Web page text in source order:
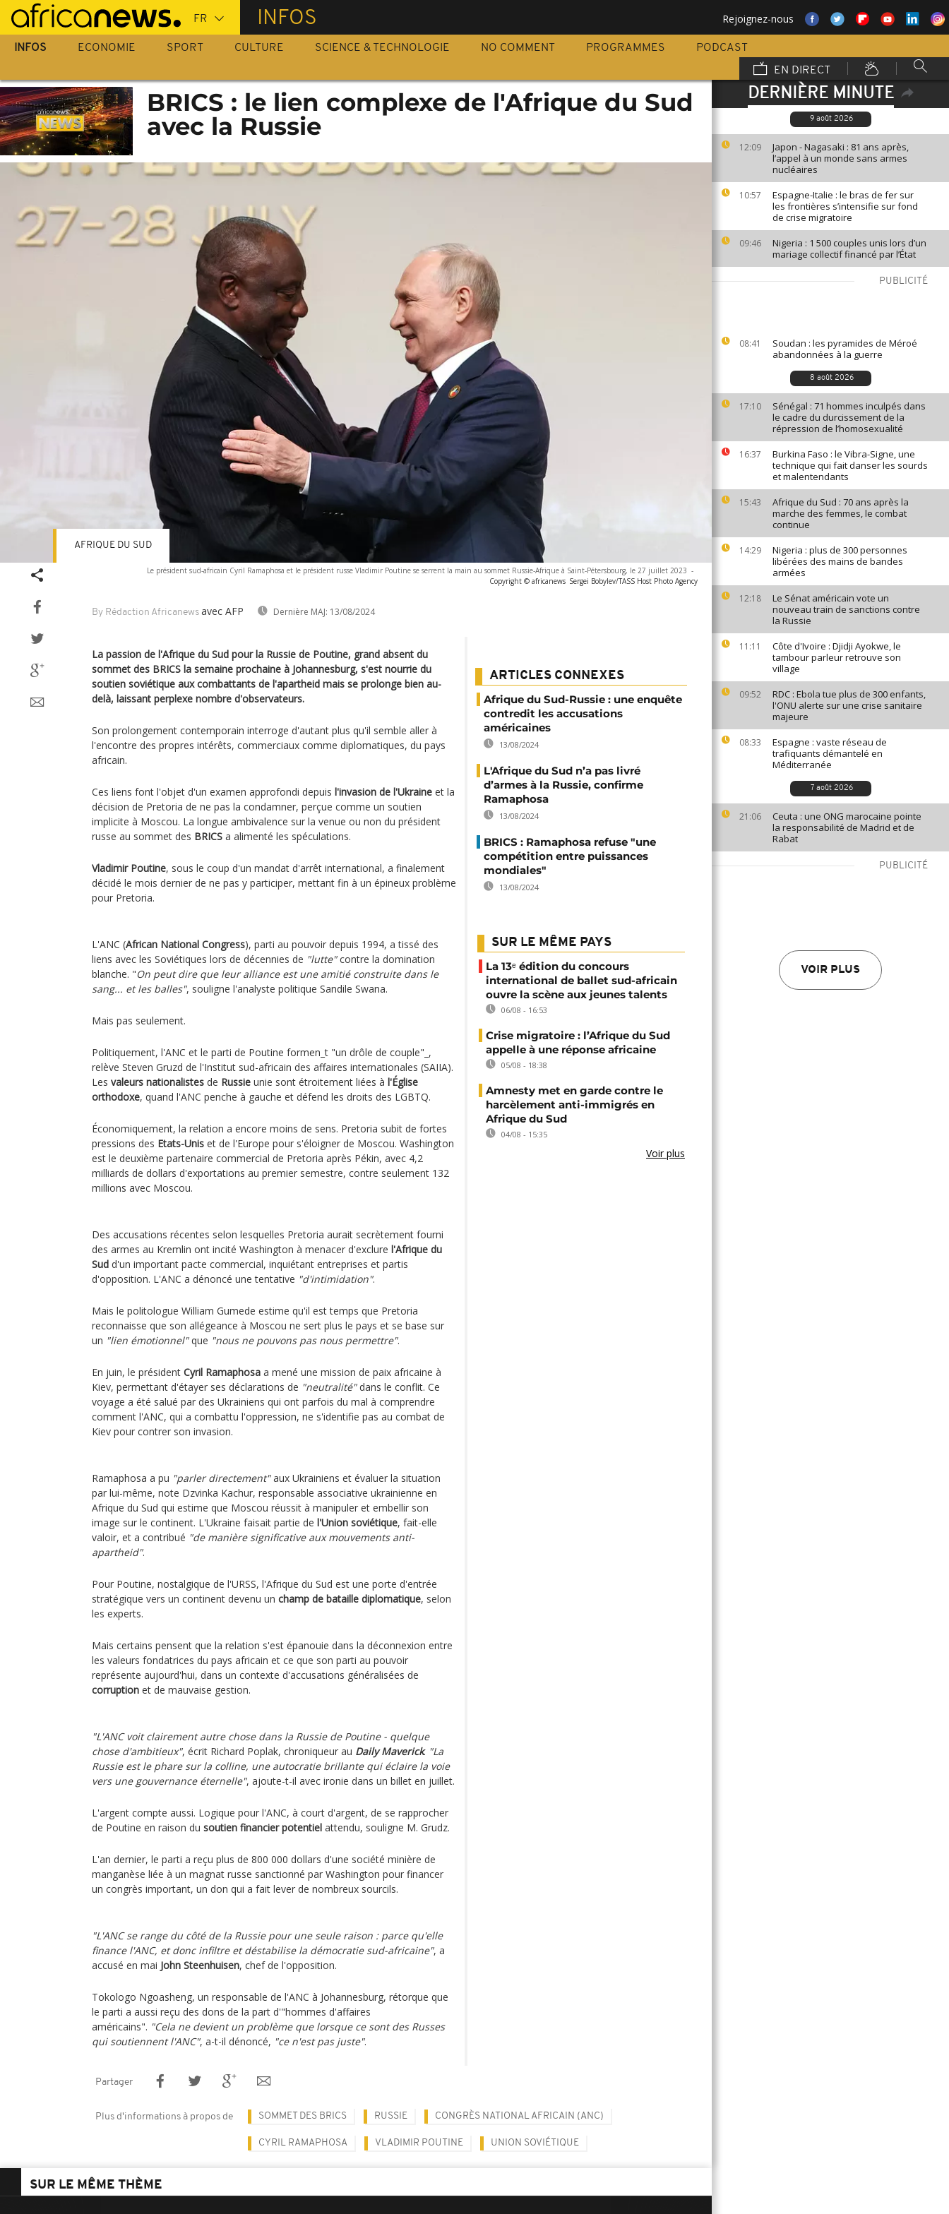
Passer
au
contenu
INFOS Rejoignez-nous
INFOS ECONOMIE SPORT CULTURE SCIENCE & TECHNOLOGIE NO COMMENT PROGRAMMES
PODCAST
EN DIRECT
DERNIÈRE MINUTE
9 août 2026
12:09
Japon - Nagasaki : 81 ans après,
l’appel à un monde sans armes
nucléaires
10:57
Espagne-Italie : le bras de fer sur
les frontières s’intensifie sur fond
de crise migratoire
09:46
Nigeria : 1 500 couples unis lors d’un
mariage collectif financé par l’État
PUBLICITÉ
08:41
Soudan : les pyramides de Méroé
abandonnées à la guerre
8 août 2026
17:10
Sénégal : 71 hommes inculpés dans
le cadre du durcissement de la
répression de l’homosexualité
16:37
Burkina Faso : le Vibra-Signe, une
technique qui fait danser les sourds
et malentendants
15:43
Afrique du Sud : 70 ans après la
marche des femmes, le combat
continue
14:29
Nigeria : plus de 300 personnes
libérées des mains de bandes
armées
12:18
Le Sénat américain vote un
nouveau train de sanctions contre
la Russie
11:11
Côte d'Ivoire : Djidji Ayokwe, le
tambour parleur retrouve son
village
09:52
RDC : Ebola tue plus de 300 enfants,
l'ONU alerte sur une crise sanitaire
majeure
08:33
Espagne : vaste réseau de
trafiquants démantelé en
Méditerranée
7 août 2026
21:06
Ceuta : une ONG marocaine pointe
la responsabilité de Madrid et de
Rabat
PUBLICITÉ
VOIR PLUS
BRICS : le lien complexe de l'Afrique du Sud
avec la Russie
Le président sud-africain Cyril Ramaphosa et le président russe Vladimir Poutine se serrent la main au sommet Russie-Afrique à Saint-Pétersbourg, le 27 juillet 2023 -
Copyright © africanews Sergei Bobylev/TASS Host Photo Agency
By Rédaction Africanews avec AFP Dernière MAJ: 13/08/2024
AFRIQUE DU SUD
La passion de l'Afrique du Sud pour la Russie de Poutine, grand absent du
sommet des BRICS la semaine prochaine à Johannesburg, s'est nourrie du
soutien soviétique aux combattants de l'apartheid mais se prolonge bien au-
delà, laissant perplexe nombre d'observateurs.
Son prolongement contemporain interroge d'autant plus qu'il semble aller à
l'encontre des propres intérêts, commerciaux comme diplomatiques, du pays
africain.
Ces liens font l'objet d'un examen approfondi depuis l'invasion de l'Ukraine et la
décision de Pretoria de ne pas la condamner, perçue comme un soutien
implicite à Moscou. La longue ambivalence sur la venue ou non du président
russe au sommet des BRICS a alimenté les spéculations.
Vladimir Poutine, sous le coup d'un mandat d'arrêt international, a finalement
décidé le mois dernier de ne pas y participer, mettant fin à un épineux problème
pour Pretoria.
L'ANC (African National Congress), parti au pouvoir depuis 1994, a tissé des
liens avec les Soviétiques lors de décennies de "lutte"contre la domination
blanche. "On peut dire que leur alliance est une amitié construite dans le
sang... et les balles", souligne l'analyste politique Sandile Swana.
Mais pas seulement.
Politiquement, l'ANC et le parti de Poutine formen_t "un drôle de couple"_,
relève Steven Gruzd de l'Institut sud-africain des affaires internationales (SAIIA).
Les valeurs nationalistes de Russie unie sont étroitement liées à l'Église
orthodoxe, quand l'ANC penche à gauche et défend les droits des LGBTQ.
Économiquement, la relation a encore moins de sens. Pretoria subit de fortes
pressions des Etats-Unis et de l'Europe pour s'éloigner de Moscou. Washington
est le deuxième partenaire commercial de Pretoria après Pékin, avec 4,2
milliards de dollars d'exportations au premier semestre, contre seulement 132
millions avec Moscou.
Des accusations récentes selon lesquelles Pretoria aurait secrètement fourni
des armes au Kremlin ont incité Washington à menacer d'exclure l'Afrique du
Sud d'un important pacte commercial, inquiétant entreprises et partis
d'opposition. L'ANC a dénoncé une tentative "d'intimidation".
Mais le politologue William Gumede estime qu'il est temps que Pretoria
reconnaisse que son allégeance à Moscou ne sert plus le pays et se base sur
un "lien émotionnel"que "nous ne pouvons pas nous permettre".
En juin, le président Cyril Ramaphosa a mené une mission de paix africaine à
Kiev, permettant d'étayer ses déclarations de "neutralité"dans le conflit. Ce
voyage a été salué par des Ukrainiens qui ont parfois du mal à comprendre
comment l'ANC, qui a combattu l'oppression, ne s'identifie pas au combat de
Kiev pour contrer son invasion.
Ramaphosa a pu "parler directement"aux Ukrainiens et évaluer la situation
par lui-même, note Dzvinka Kachur, responsable associative ukrainienne en
Afrique du Sud qui estime que Moscou réussit à manipuler et embellir son
image sur le continent. L'Ukraine faisait partie de l'Union soviétique, fait-elle
valoir, et a contribué "de manière significative aux mouvements anti-
apartheid".
Pour Poutine, nostalgique de l'URSS, l'Afrique du Sud est une porte d'entrée
stratégique vers un continent devenu un champ de bataille diplomatique, selon
les experts.
Mais certains pensent que la relation s'est épanouie dans la déconnexion entre
les valeurs fondatrices du pays africain et ce que son parti au pouvoir
représente aujourd'hui, dans un contexte d'accusations généralisées de
corruption et de mauvaise gestion.
"L'ANC voit clairement autre chose dans la Russie de Poutine - quelque
chose d'ambitieux", écrit Richard Poplak, chroniqueur au Daily Maverick. "La
Russie est le phare sur la colline, une autocratie brillante qui éclaire la voie
vers une gouvernance éternelle", ajoute-t-il avec ironie dans un billet en juillet.
L'argent compte aussi. Logique pour l'ANC, à court d'argent, de se rapprocher
de Poutine en raison du soutien financier potentiel attendu, souligne M. Grudz.
L'an dernier, le parti a reçu plus de 800 000 dollars d'une société minière de
manganèse liée à un magnat russe sanctionné par Washington pour financer
un congrès important, un don qui a fait lever de nombreux sourcils.
"L'ANC se range du côté de la Russie pour une seule raison : parce qu'elle
finance l'ANC, et donc infiltre et déstabilise la démocratie sud-africaine", a
accusé en mai John Steenhuisen, chef de l'opposition.
Tokologo Ngoasheng, un responsable de l'ANC à Johannesburg, rétorque que
le parti a aussi reçu des dons de la part d'"hommes d'affaires
américains". "Cela ne devient un problème que lorsque ce sont des Russes
qui soutiennent l'ANC", a-t-il dénoncé, "ce n'est pas juste".
ARTICLES CONNEXES
Afrique du Sud-Russie : une enquête
contredit les accusations
américaines
13/08/2024
L'Afrique du Sud n’a pas livré
d’armes à la Russie, confirme
Ramaphosa
13/08/2024
BRICS : Ramaphosa refuse "une
compétition entre puissances
mondiales"
13/08/2024
SUR LE MÊME PAYS
La 13ᵉ édition du concours
international de ballet sud-africain
ouvre la scène aux jeunes talents
06/08 - 16:53
Crise migratoire : l’Afrique du Sud
appelle à une réponse africaine
05/08 - 18:38
Amnesty met en garde contre le
harcèlement anti-immigrés en
Afrique du Sud
04/08 - 15:35
Voir plus
Partager
Plus d'informations à propos de SOMMET DES BRICS RUSSIE CONGRÈS NATIONAL AFRICAIN (ANC)
CYRIL RAMAPHOSA VLADIMIR POUTINE UNION SOVIÉTIQUE
SUR LE MÊME THÈME